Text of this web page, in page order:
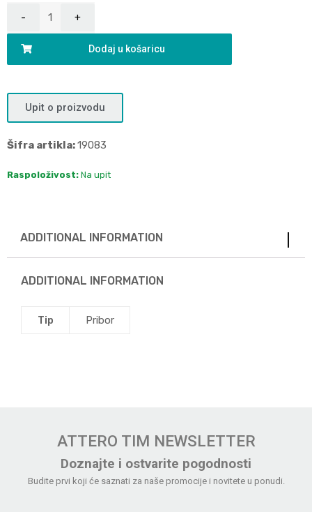
Dodaj u košaricu
Upit o proizvodu
Šifra artikla:19083
Raspoloživost: Na upit
ADDITIONAL INFORMATION
ADDITIONAL INFORMATION
Tip Pribor
ATTERO TIM NEWSLETTER
Doznajte i ostvarite pogodnosti
Budite prvi koji će saznati za naše promocije i novitete u ponudi.